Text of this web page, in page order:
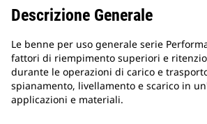
Descrizione Generale
Le benne per uso generale serie
fattori di riempimento superiori e
durante le operazioni di carico e
spianamento, livellamento e scarico in
applicazioni e materiali.